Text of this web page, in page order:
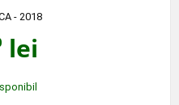
- 2018
lei